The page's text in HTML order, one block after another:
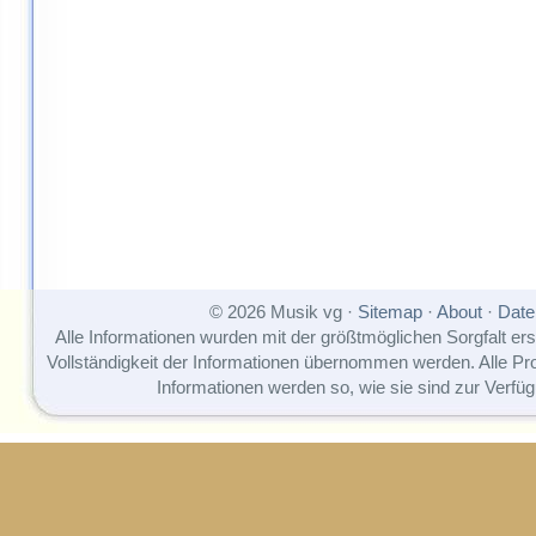
© 2026 Musik vg · Sitemap· About·
Alle Informationen wurden mit der größtmöglichen Sorgfalt
Vollständigkeit der Informationen übernommen werden. Alle
Informationen werden so, wie sie sind zur